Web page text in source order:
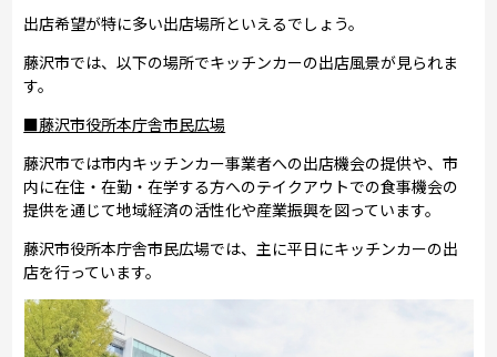
出店希望が特に多い出店場所といえるでしょう。
藤沢市では、以下の場所でキッチンカーの出店風景が見られま
す。
■藤沢市役所本庁舎市民広場
藤沢市では市内キッチンカー事業者への出店機会の提供や、市
内に在住・在勤・在学する方へのテイクアウトでの食事機会の
提供を通じて地域経済の活性化や産業振興を図っています。
藤沢市役所本庁舎市民広場では、主に平日にキッチンカーの出
店を行っています。